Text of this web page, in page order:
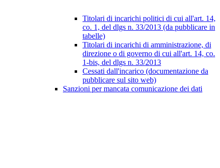
Titolari di incarichi politici di cui all'art. 14,
co. 1, del dlgs n. 33/2013 (da pubblicare in
tabelle)
Titolari di incarichi di amministrazione, di
direzione o di governo di cui all'art. 14, co.
1-bis, del dlgs n. 33/2013
Cessati dall'incarico (documentazione da
pubblicare sul sito web)
Sanzioni per mancata comunicazione dei dati